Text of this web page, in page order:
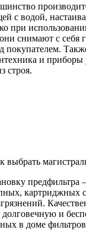
с водой,
при
снимают с себя
покупателем.
и приборы
строя.
выбрать
предфильтра
картриджных
долговечную и
в доме